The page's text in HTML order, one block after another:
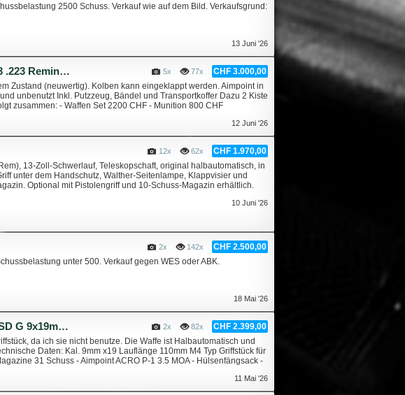
2500 Schuss. Verkauf wie auf dem Bild. Verkaufsgrund:
13 Juni '26
B T Brugger and Thomet APC 223 .223 Remington CHF 3.000,00
77x
5x
Zustand (neuwertig). Kolben kann eingeklappt werden. Aimpoint in
unbenutzt Inkl. Putzzeug, Bändel und Transportkoffer Dazu 2 Kiste
zusammen: - Waffen Set 2200 CHF - Munition 800 CHF
12 Juni '26
CHF 1.970,00
62x
12x
13-Zoll-Schwerlauf, Teleskopschaft, original halbautomatisch, in
unter dem Handschutz, Walther-Seitenlampe, Klappvisier und
Optional mit Pistolengriff und 10-Schuss-Magazin erhältlich.
10 Juni '26
CHF 2.500,00
142x
2x
unter 500. Verkauf gegen WES oder ABK.
18 Mai '26
B T Brugger and Thomet GHM 9 SD G 9x19mm NATO Parabellum CHF 2.399,00
82x
2x
da ich sie nicht benutze. Die Waffe ist Halbautomatisch und
Daten: Kal. 9mm x19 Lauflänge 110mm M4 Typ Griffstück für
31 Schuss - Aimpoint ACRO P-1 3.5 MOA - Hülsenfängsack -
11 Mai '26